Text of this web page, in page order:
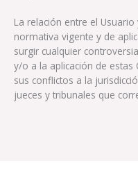
La relación entre el
normativa vigente y de
surgir cualquier
y/o a la aplicación de
sus conflictos a la
jueces y tribunales que